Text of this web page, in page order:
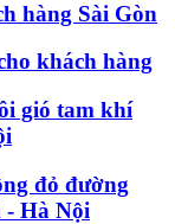
hàng Sài Gòn
khách hàng
gió tam khí
đỏ đường
- Hà Nội